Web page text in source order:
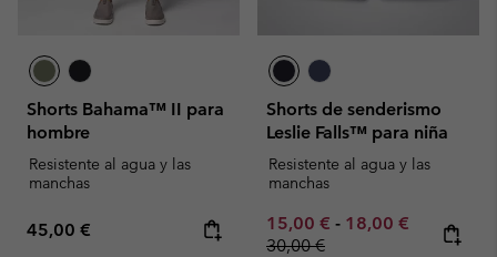
Shorts Bahama™ II para
hombre
Resistente al agua y las
manchas
Regular price:
45,00 €
Shorts de senderismo
Leslie Falls™ para niña
Resistente al agua y las
manchas
Minimum sale price:
15,00 € - Maximum sale
18,00 € Regular
30,00 €